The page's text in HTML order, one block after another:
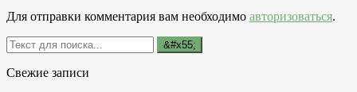
Для отправки комментария вам необходимо авторизоваться.
Свежие записи